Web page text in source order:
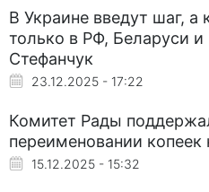
В Украине введут шаг, а
только в РФ, Беларуси
Стефанчук
23.12.2025 - 17:22
Комитет Рады
переименовании копеек
15.12.2025 - 15:32